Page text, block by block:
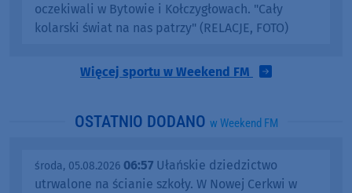
oczekiwali w Bytowie i Kołczygłowach. "Cały
kolarski świat na nas patrzy" (RELACJE, FOTO)
Więcej sportu w Weekend FM
OSTATNIO DODANO w Weekend FM
środa, 05.08.2026 06:57 Ułańskie dziedzictwo
utrwalone na ścianie szkoły. W Nowej Cerkwi w